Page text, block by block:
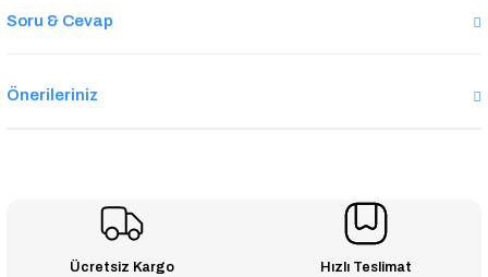
Soru & Cevap
Önerileriniz
Ücretsiz Kargo Hızlı Teslimat